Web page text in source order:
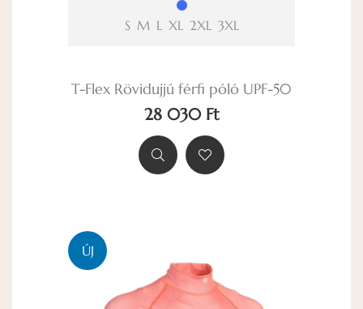
S M L XL 2XL 3XL
T-Flex Rövidujjú férfi póló UPF-50
28 030 Ft
ÚJ